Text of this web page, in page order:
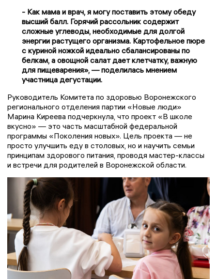
- Как мама и врач, я могу поставить этому обеду
высший балл. Горячий рассольник содержит
сложные углеводы, необходимые для долгой
энергии растущего организма. Картофельное пюре
с куриной ножкой идеально сбалансированы по
белкам, а овощной салат дает клетчатку, важную
для пищеварения», — поделилась мнением
участница дегустации.
Руководитель Комитета по здоровью Воронежского
регионального отделения партии «Новые люди»
Марина Киреева подчеркнула, что проект «В школе
вкусно» — это часть масштабной федеральной
программы «Поколения новых». Цель проекта — не
просто улучшить еду в столовых, но и научить семьи
принципам здорового питания, проводя мастер-классы
и встречи для родителей в Воронежской области.